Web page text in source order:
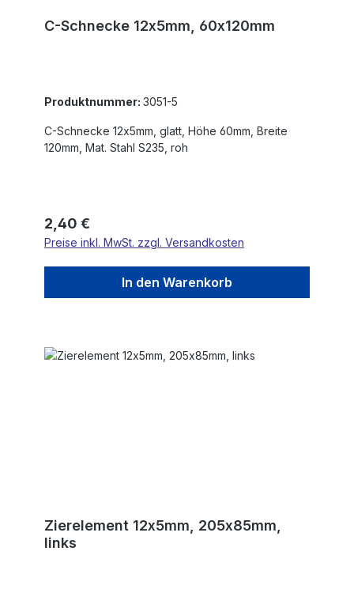
C-Schnecke 12x5mm, 60x120mm
Produktnummer: 3051-5
C-Schnecke 12x5mm, glatt, Höhe 60mm, Breite
120mm, Mat. Stahl S235, roh
Regulärer Preis:
2,40 €
Preise inkl. MwSt. zzgl. Versandkosten
In den Warenkorb
Zierelement 12x5mm, 205x85mm,
links